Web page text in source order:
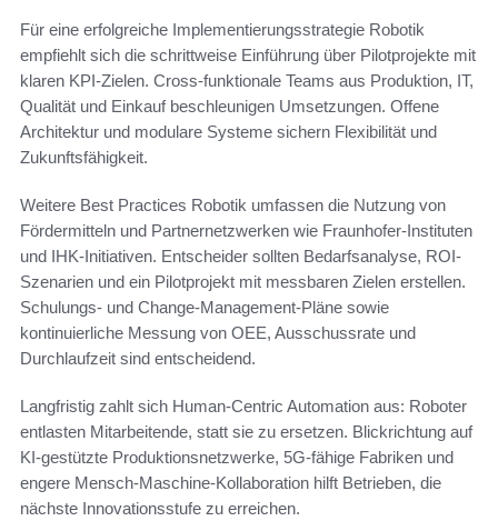
Für eine erfolgreiche Implementierungsstrategie Robotik
empfiehlt sich die schrittweise Einführung über Pilotprojekte mit
klaren KPI-Zielen. Cross-funktionale Teams aus Produktion, IT,
Qualität und Einkauf beschleunigen Umsetzungen. Offene
Architektur und modulare Systeme sichern Flexibilität und
Zukunftsfähigkeit.
Weitere Best Practices Robotik umfassen die Nutzung von
Fördermitteln und Partnernetzwerken wie Fraunhofer-Instituten
und IHK-Initiativen. Entscheider sollten Bedarfsanalyse, ROI-
Szenarien und ein Pilotprojekt mit messbaren Zielen erstellen.
Schulungs- und Change-Management-Pläne sowie
kontinuierliche Messung von OEE, Ausschussrate und
Durchlaufzeit sind entscheidend.
Langfristig zahlt sich Human-Centric Automation aus: Roboter
entlasten Mitarbeitende, statt sie zu ersetzen. Blickrichtung auf
KI-gestützte Produktionsnetzwerke, 5G-fähige Fabriken und
engere Mensch-Maschine-Kollaboration hilft Betrieben, die
nächste Innovationsstufe zu erreichen.